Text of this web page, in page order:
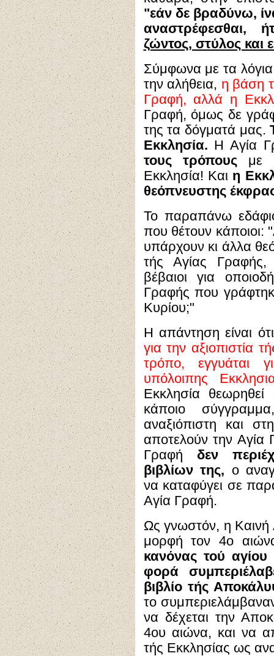
"εάν δε βραδύνω,
αναστρέφεσθαι,
ζώντος, στύλος και
Σύμφωνα με τα
την αλήθεια, η βάση
Γραφή, αλλά η
Γραφή, όμως δε
της τα δόγματά μας.
Εκκλησία. Η Αγία
τους τρόπουςμε
Εκκλησία! Και η
θεόπνευστης
Το παραπάνω
που θέτουν κάποιοι:
υπάρχουν κι άλλα
τής Αγίας
βέβαιοι για
Γραφής που
Κυρίου;"
Η απάντηση είναι
για την αξιοπιστία
τρόπο, εγγυάται
υπόλοιπης
Εκκλησία θεωρηθεί
κάποιο
αναξιόπιστη και
αποτελούν την
Γραφή δεν
βιβλίων της, ο
να καταφύγει σε
Αγία Γραφή.
Ως γνωστόν, η Καινή
μορφή τον 4ο
κανόνας τού αγίου
φορά
βιβλίο τής
το
να δέχεται την
4ου αιώνα, και να
τής Εκκλησίας ως